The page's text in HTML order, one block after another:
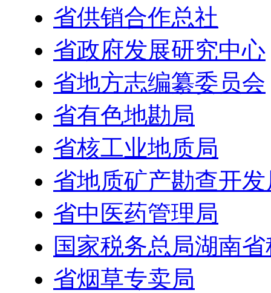
省供销合作总社
省政府发展研究中心
省地方志编纂委员会
省有色地勘局
省核工业地质局
省地质矿产勘查开发
省中医药管理局
国家税务总局湖南
省烟草专卖局